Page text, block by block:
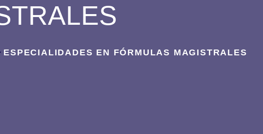
ESPECIALIDADES EN FÓRMULAS MAGISTRALES